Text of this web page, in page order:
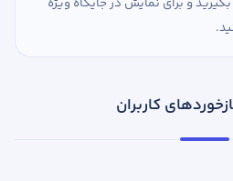
کاربران